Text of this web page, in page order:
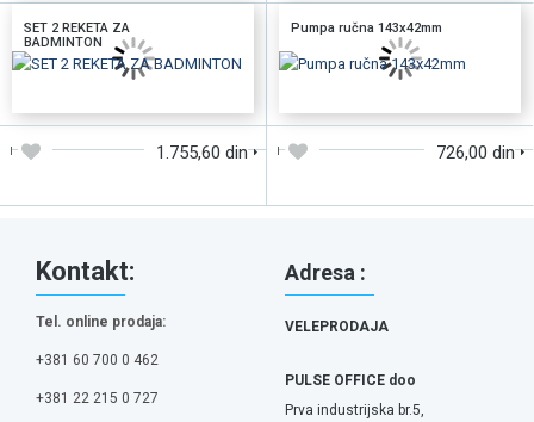
SET 2 REKETA ZA
BADMINTON
1.755,60 din
Pumpa ručna 143x42mm
726,00 din
Kontakt:
Tel. online prodaja:
+381 60 700 0 462
+381 22 215 0 727
Adresa :
VELEPRODAJA
PULSE OFFICE doo
Prva industrijska br.5,